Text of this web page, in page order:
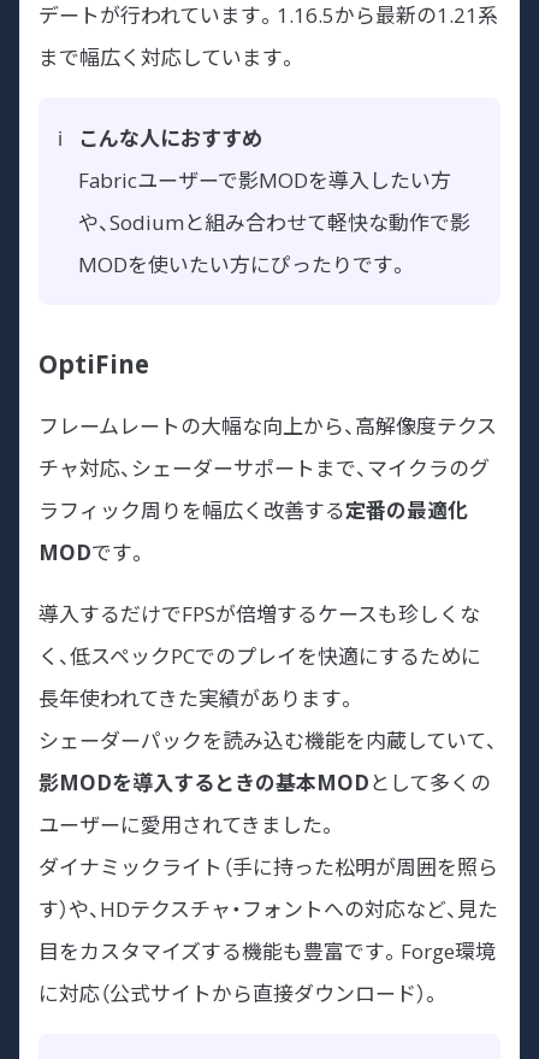
デートが行われています。1.16.5から最新の1.21系
まで幅広く対応しています。
こんな人におすすめ
Fabricユーザーで影MODを導入したい方
や、Sodiumと組み合わせて軽快な動作で影
MODを使いたい方にぴったりです。
OptiFine
フレームレートの大幅な向上から、高解像度テクス
チャ対応、シェーダーサポートまで、マイクラのグ
ラフィック周りを幅広く改善する定番の最適化
MODです。
導入するだけでFPSが倍増するケースも珍しくな
く、低スペックPCでのプレイを快適にするために
長年使われてきた実績があります。
シェーダーパックを読み込む機能を内蔵していて、
影MODを導入するときの基本MODとして多くの
ユーザーに愛用されてきました。
ダイナミックライト（手に持った松明が周囲を照ら
す）や、HDテクスチャ・フォントへの対応など、見た
目をカスタマイズする機能も豊富です。Forge環境
に対応（公式サイトから直接ダウンロード）。